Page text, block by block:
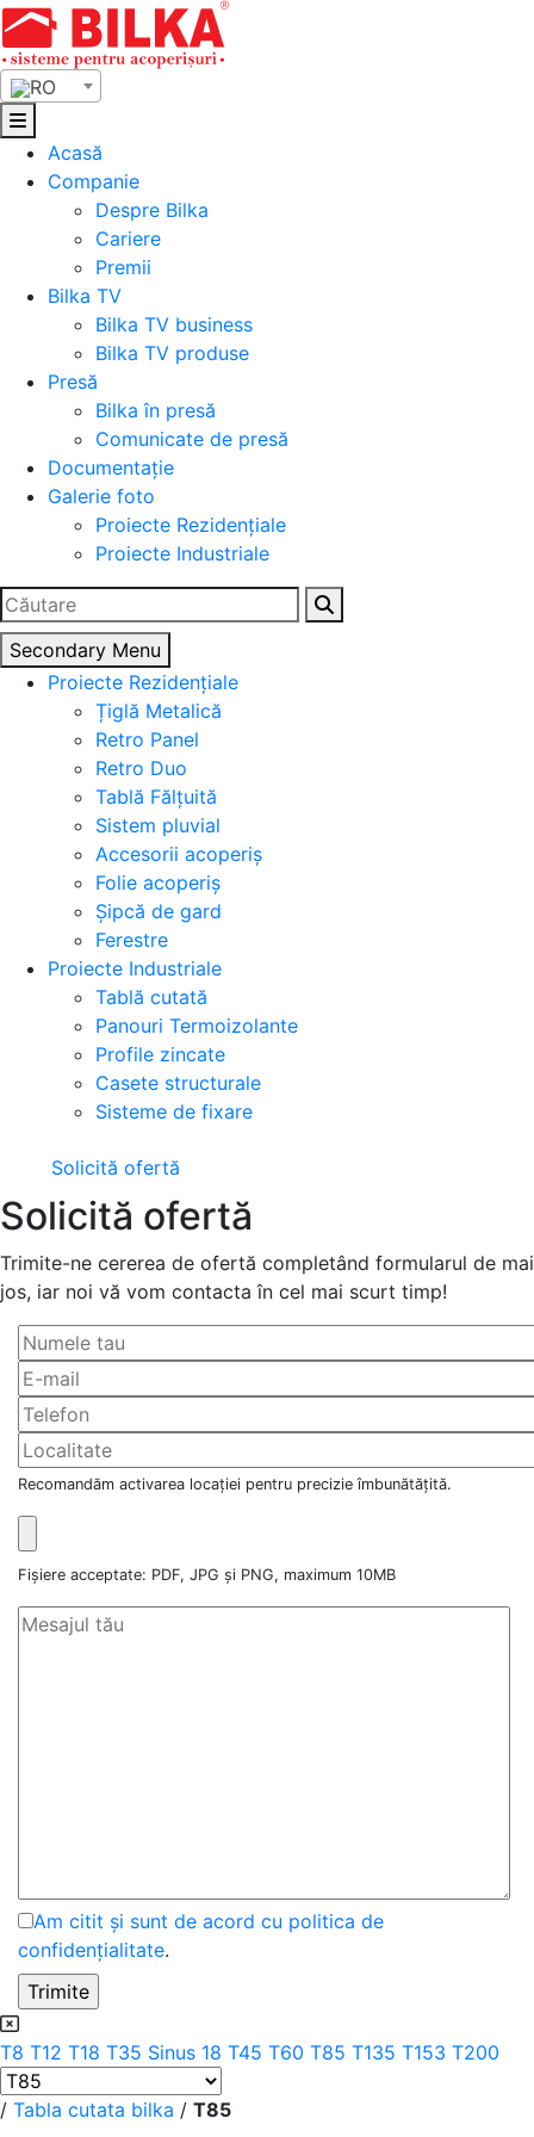
Skip
to
content
RO
Acasă
Companie
Despre Bilka
Cariere
Premii
Bilka TV
Bilka TV business
Bilka TV produse
Presă
Bilka în presă
Comunicate de presă
Documentație
Galerie foto
Proiecte Rezidențiale
Proiecte Industriale
Caută
după:
Secondary Menu
Proiecte Rezidențiale
Țiglă Metalică
Retro Panel
Retro Duo
Tablă Fălțuită
Sistem pluvial
Accesorii acoperiș
Folie acoperiș
Șipcă de gard
Ferestre
Proiecte Industriale
Tablă cutată
Panouri Termoizolante
Profile zincate
Casete structurale
Sisteme de fixare
Solicită ofertă
Solicită ofertă
Trimite-ne cererea de ofertă completând formularul de mai
jos, iar noi vă vom contacta în cel mai scurt timp!
Recomandăm activarea locației pentru precizie îmbunătățită.
Fișiere acceptate: PDF, JPG și PNG, maximum 10MB
Am citit și sunt de acord cu politica de
confidențialitate.
T8 T12 T18 T35 Sinus 18 T45 T60 T85 T135 T153 T200
/ Tabla cutata bilka / T85